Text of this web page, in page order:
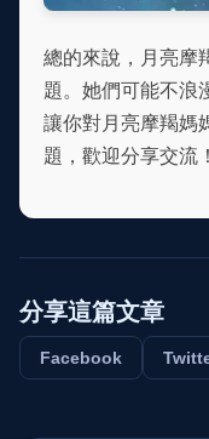
總的來說，月亮摩
題。她們可能不浪
讓你對月亮摩羯媽
題，歡迎分享交流！
分享這篇文章
Facebook